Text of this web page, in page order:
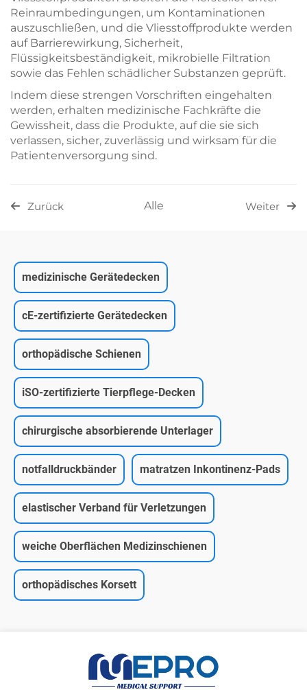
Reinraumbedingungen, um Kontaminationen
auszuschließen, und die Vliesstoffprodukte werden
auf Barrierewirkung, Sicherheit,
Flüssigkeitsbeständigkeit, mikrobielle Filtration
sowie das Fehlen schädlicher Substanzen geprüft.
Indem diese strengen Vorschriften eingehalten
werden, erhalten medizinische Fachkräfte die
Gewissheit, dass die Produkte, auf die sie sich
verlassen, sicher, zuverlässig und wirksam für die
Patientenversorgung sind.
Zurück Alle Weiter
medizinische Gerätedecken
cE-zertifizierte Gerätedecken
orthopädische Schienen
iSO-zertifizierte Tierpflege-Decken
chirurgische absorbierende Unterlager
notfalldruckbänder matratzen Inkontinenz-Pads
elastischer Verband für Verletzungen
weiche Oberflächen Medizinschienen
orthopädisches Korsett